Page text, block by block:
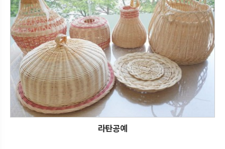
라탄공예